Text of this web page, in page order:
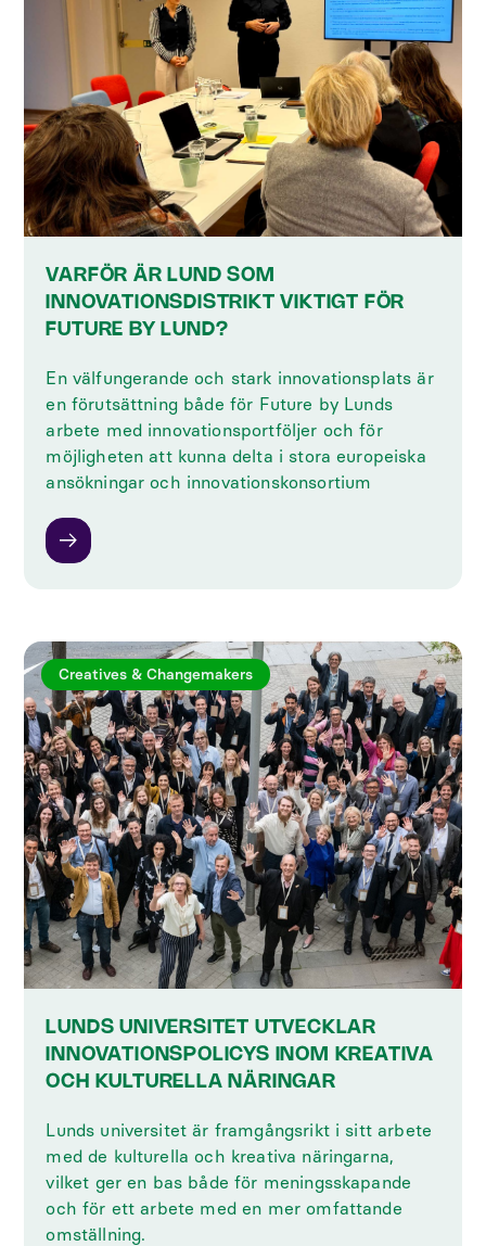
VARFÖR ÄR LUND SOM
INNOVATIONSDISTRIKT VIKTIGT FÖR
FUTURE BY LUND?
En välfungerande och stark innovationsplats är
en förutsättning både för Future by Lunds
arbete med innovationsportföljer och för
möjligheten att kunna delta i stora europeiska
ansökningar och innovationskonsortium
Creatives & Changemakers
LUNDS UNIVERSITET UTVECKLAR
INNOVATIONSPOLICYS INOM KREATIVA
OCH KULTURELLA NÄRINGAR
Lunds universitet är framgångsrikt i sitt arbete
med de kulturella och kreativa näringarna,
vilket ger en bas både för meningsskapande
och för ett arbete med en mer omfattande
omställning.